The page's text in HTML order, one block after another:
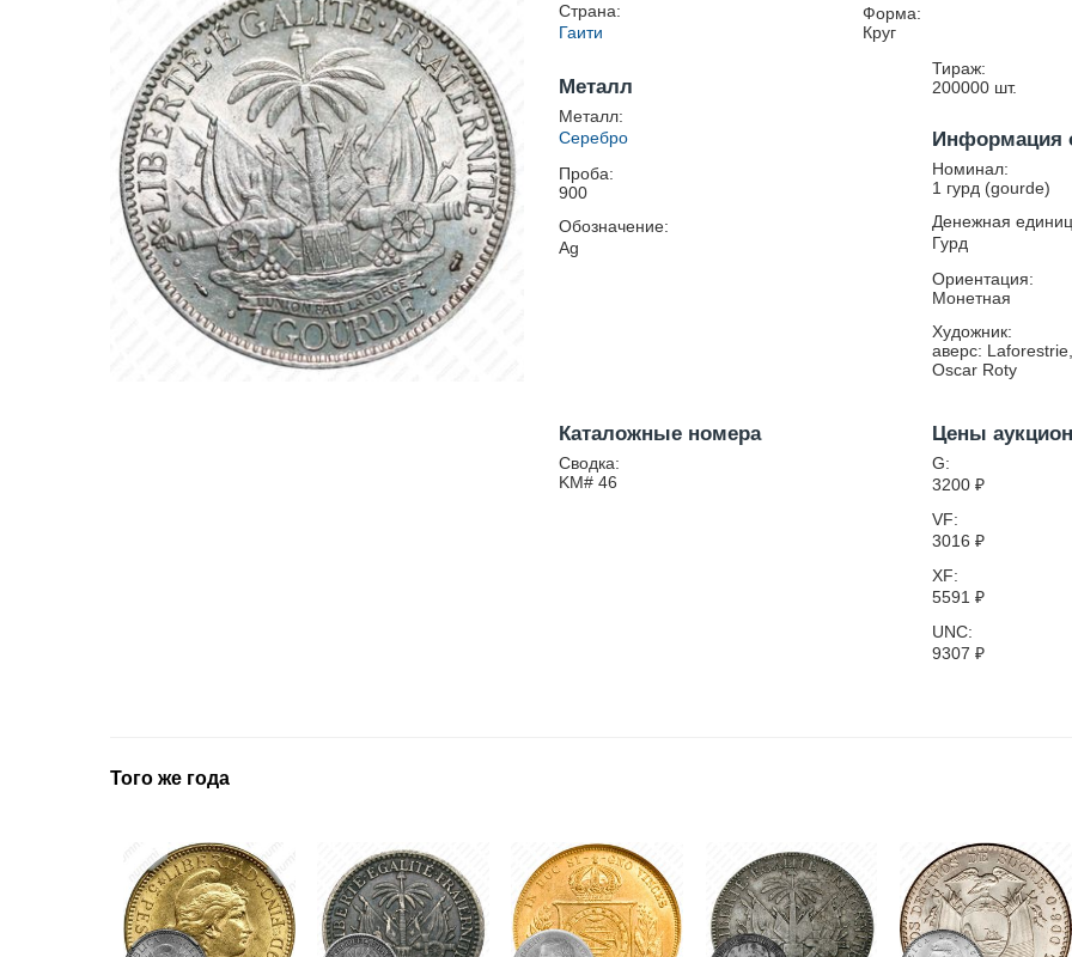
Страна:
Гаити
Форма:
Круг
Тираж:
200000 шт.
Металл
Металл:
Серебро
Проба:
900
Обозначение:
Ag
Информация
Номинал:
1 гурд (gourde)
Денежная
Гурд
Ориентация:
Монетная
Художник:
аверс:
Oscar Roty
Каталожные номера
Сводка:
KM# 46
Цены
G:
3200 ₽
VF:
3016 ₽
XF:
5591 ₽
UNC:
9307 ₽
Того же года